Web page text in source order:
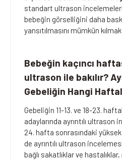
standart ultrason
bebeğin görselliğini daha
yansıtılmasını mümkün
Bebeğin kaçıncı
ultrason ile bakılır?
Gebeliğin Hangi
Gebeliğin 11-13. ve 18-23.
adaylarında ayrıntılı ultrason
24. hafta sonrasındaki
de ayrıntılı ultrason
bağlı sakatlıklar ve